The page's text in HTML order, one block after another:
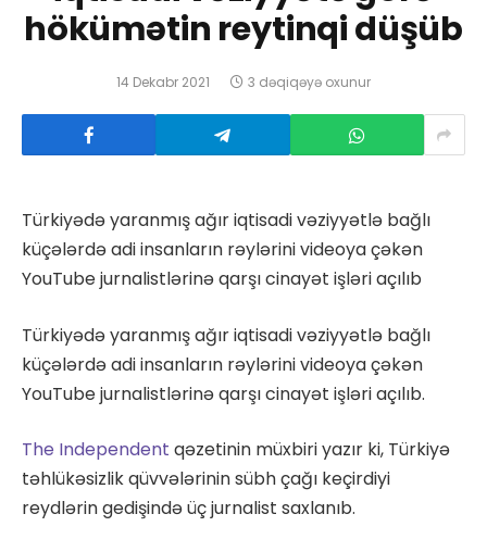
hökümətin reytinqi düşüb
14 Dekabr 2021 3 dəqiqəyə oxunur
Türkiyədə yaranmış ağır iqtisadi vəziyyətlə bağlı
küçələrdə adi insanların rəylərini videoya çəkən
YouTube jurnalistlərinə qarşı cinayət işləri açılıb
Türkiyədə yaranmış ağır iqtisadi vəziyyətlə bağlı
küçələrdə adi insanların rəylərini videoya çəkən
YouTube jurnalistlərinə qarşı cinayət işləri açılıb.
The Independent qəzetinin müxbiri yazır ki, Türkiyə
təhlükəsizlik qüvvələrinin sübh çağı keçirdiyi
reydlərin gedişində üç jurnalist saxlanıb.